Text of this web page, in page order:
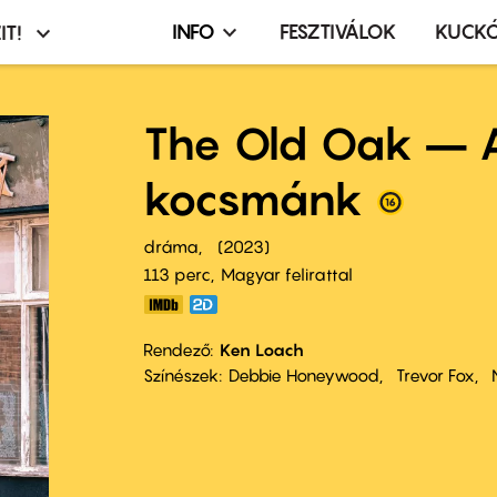
Infó,
terembérlés
menü
INFO FESZTIVÁLOK
The Old Oak –
kocsmánk
dráma
2023
113 perc,
Magyar felirattal
Rendező Ken Loach
Színészek
Debbie Honeywood Trevor Fox